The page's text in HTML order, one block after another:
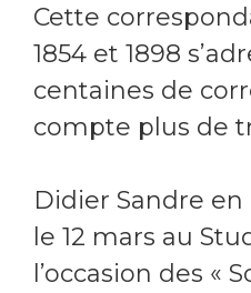
Cette
1854 et 1898
centaines de
compte plus de
Didier Sandre
le 12 mars au
l’occasion des «